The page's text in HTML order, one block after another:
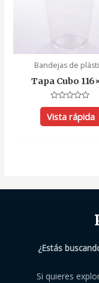
Bandejas de
Tapa Cubo
Valorado
con
0
de
Vista rápida
¿Estás
Si quieres